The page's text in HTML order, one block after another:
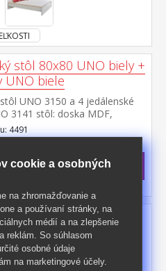
stôl 80x80 UNO biely +
UNO biele
UNO 3150 a 4 jedálenské
3141 stôl: doska MDF,
biela kovová
farebné prevedenie
plastové klzáky s
farebné prevedenie
konštrukcia, nohy materiál
sedu stoličky 46
(š/h/v) 80 × 80 × 74
(š/h/v) 46 × 51 × 84 cm
4491
stolík BALI 55A dub
dub Sonoma dvere
výpletu, nohy masív 2
1 malé dvierka
FN3046
cookie a osobných
na zhromažďovanie a
a používaní stránky, na
médií a na zlepšenie
reklám. So súhlasom
osobné údaje
na marketingové účely.